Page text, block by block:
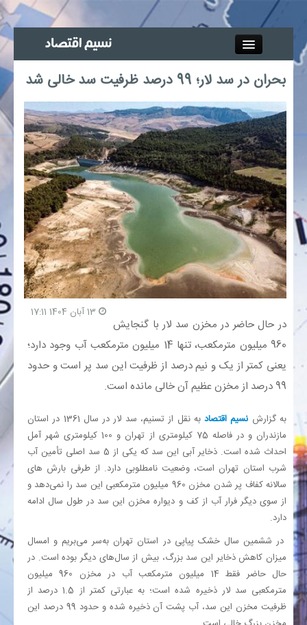
جذب خبرنگار
آگهی استخدام
پیوند‌ها
چند رسانه‌ای
اجتماعی
صنعت معدن و تجارت
بانک
اقتصاد
بحران در سد لار؛ 99 درصد ظرفیت سد خالی شد
در حال حاضر در مخزن سد لار با گنجایش
960 میلیون مترمکعب، تنها 14 میلیون مترمکعب آب وجود دارد؛
یعنی کمتر از یک و نیم درصد از ظرفیت این سد پر است و حدود
99 درصد از مخزن عظیم آن خالی مانده است.
به گزارش نسیم اقتصاد
به نقل از تسنیم، سد لار در سال 1361 در استان
مازندران و در فاصله 75 کیلومتری از تهران و 100 کیلومتری شهر آمل
احداث شده است. ذخایر آبی این سد که یکی از 5 سد اصلی تأمین آب
شرب استان تهران است، وضعیت نامطلوبی دارد. از طرفی بارش های
سالانه کفاف پر شدن مخزن 960 میلیون مترمکعبی این سد را نمی‌دهد و
از سوی دیگر فرار آب از کف و دیواره مخزن این سد در طول سال ادامه
دارد.
در ششمین سال خشک پیاپی در استان تهران به‌سر می‌بریم و امسال
میزان کاهش ذخایر این سد بزرگ، بیش از سال‌های دیگر بوده است. در
حال حاضر فقط 14 میلیون مترمکعب آب در مخزن 960 میلیون
مترمکعبی سد لار ذخیره شده است؛ به عبارتی کمتر از 1.5 درصد از
ظرفیت مخزن این سد، آب پشت آن ذخیره شده و حدود 99 درصد این